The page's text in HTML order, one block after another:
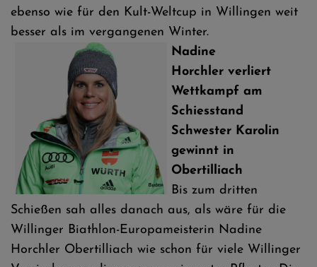
ebenso wie für den Kult-Weltcup in Willingen weit
besser als im vergangenen Winter.
Nadine
Horchler verliert
Wettkampf am
Schiesstand
Schwester Karolin
gewinnt in
Obertilliach
Bis zum dritten
Schießen sah alles danach aus, als wäre für die
Willinger Biathlon-Europameisterin Nadine
Horchler Obertilliach wie schon für viele Willinger